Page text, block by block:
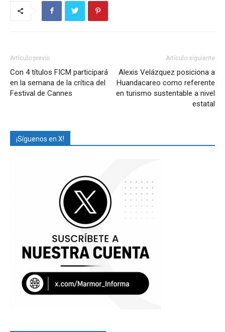
Artículo previo
Con 4 títulos FICM participará
en la semana de la crítica del
Festival de Cannes
Artículo siguiente
Alexis Velázquez posiciona a
Huandacareo como referente
en turismo sustentable a nivel
estatal
¡Síguenos en X!